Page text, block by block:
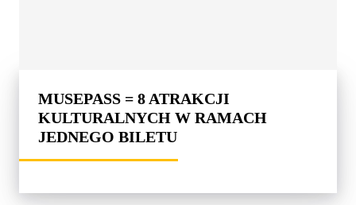
MUSEPASS = 8 ATRAKCJI
KULTURALNYCH W RAMACH
JEDNEGO BILETU